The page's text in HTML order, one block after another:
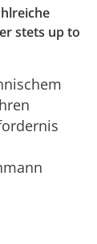
stets up to